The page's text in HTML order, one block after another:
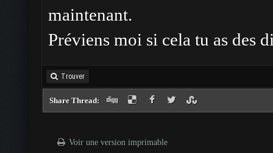
maintenant.
Préviens moi si cela tu as des
Trouver
Share Thread:
Voir une version imprimable